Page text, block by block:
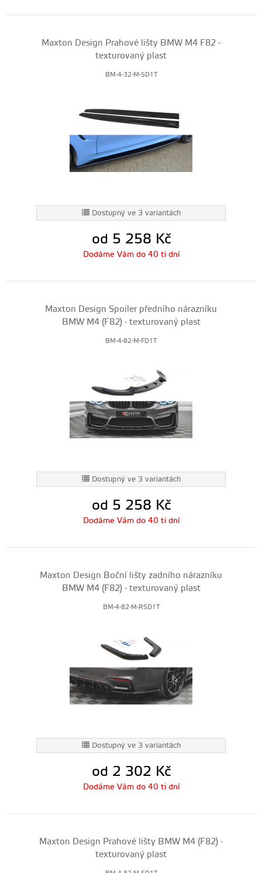
Maxton Design Prahové lišty BMW M4 F82 -
texturovaný plast
BM-4-32-M-SD1T
Dostupný ve 3 variantách
od 5 258 Kč
Dodáme Vám do 40 ti dní
Maxton Design Spoiler předního nárazníku
BMW M4 (F82) - texturovaný plast
BM-4-82-M-FD1T
Dostupný ve 3 variantách
od 5 258 Kč
Dodáme Vám do 40 ti dní
Maxton Design Boční lišty zadního nárazníku
BMW M4 (F82) - texturovaný plast
BM-4-82-M-RSD1T
Dostupný ve 3 variantách
od 2 302 Kč
Dodáme Vám do 40 ti dní
Maxton Design Prahové lišty BMW M4 (F82) -
texturovaný plast